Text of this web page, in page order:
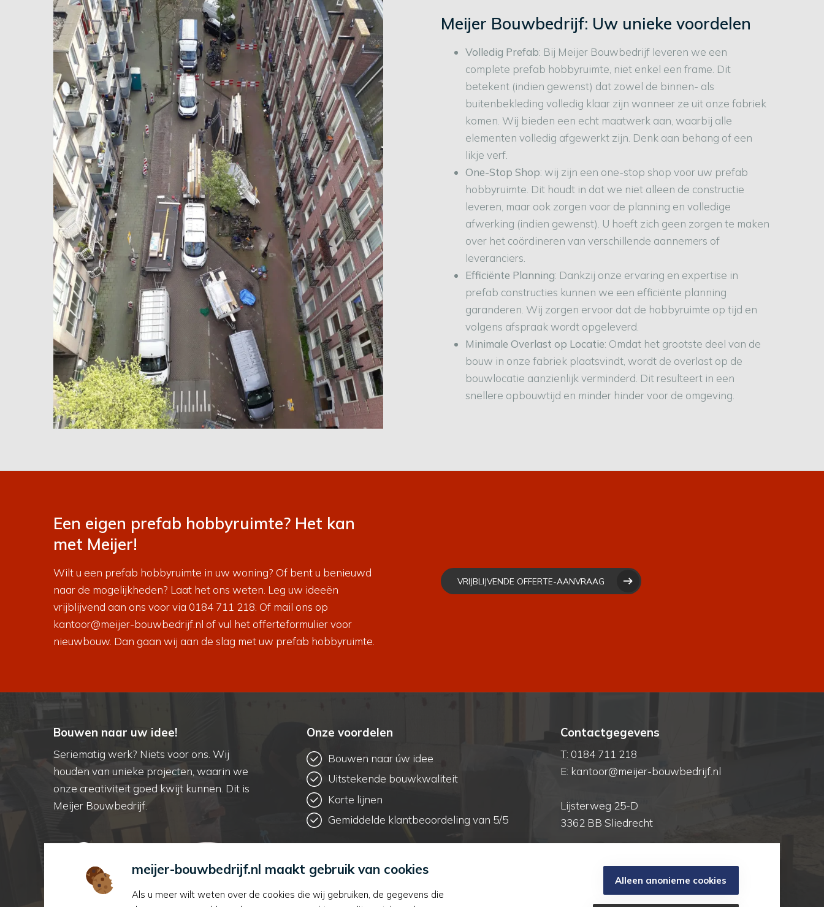
meijer-bouwbedrijf.nl maakt gebruik van cookies
Als u meer wilt weten over de cookies die wij gebruiken, de gegevens die
Alleen anonieme cookies
Meijer Bouwbedrijf: Uw unieke voordelen
Volledig Prefab: Bij Meijer Bouwbedrijf leveren we een
complete prefab hobbyruimte, niet enkel een frame. Dit
betekent (indien gewenst) dat zowel de binnen- als
buitenbekleding volledig klaar zijn wanneer ze uit onze fabriek
komen. Wij bieden een echt maatwerk aan, waarbij alle
elementen volledig afgewerkt zijn. Denk aan behang of een
likje verf.
One-Stop Shop: wij zijn een one-stop shop voor uw prefab
hobbyruimte. Dit houdt in dat we niet alleen de constructie
leveren, maar ook zorgen voor de planning en volledige
afwerking (indien gewenst). U hoeft zich geen zorgen te maken
over het coördineren van verschillende aannemers of
leveranciers.
Efficiënte Planning: Dankzij onze ervaring en expertise in
prefab constructies kunnen we een efficiënte planning
garanderen. Wij zorgen ervoor dat de hobbyruimte op tijd en
volgens afspraak wordt opgeleverd.
Minimale Overlast op Locatie: Omdat het grootste deel van de
bouw in onze fabriek plaatsvindt, wordt de overlast op de
bouwlocatie aanzienlijk verminderd. Dit resulteert in een
snellere opbouwtijd en minder hinder voor de omgeving.
Een eigen prefab hobbyruimte? Het kan
met Meijer!
Wilt u een prefab hobbyruimte in uw woning? Of bent u benieuwd
naar de mogelijkheden? Laat het ons weten. Leg uw ideeën
vrijblijvend aan ons voor via 0184 711 218 . Of mail ons op
kantoor@meijer-bouwbedrijf.nl of vul het offerteformulier voor
nieuwbouw . Dan gaan wij aan de slag met uw prefab hobbyruimte.
VRIJBLIJVENDE OFFERTE-AANVRAAG
Bouwen naar uw idee!
Seriematig werk? Niets voor ons. Wij
houden van unieke projecten, waarin we
onze creativiteit goed kwijt kunnen. Dit is
Meijer Bouwbedrijf.
Onze voordelen
Bouwen naar úw idee
Uitstekende bouwkwaliteit
Korte lijnen
Gemiddelde klantbeoordeling van 5/5
Contactgegevens
T: 0184 711 218
E: kantoor@meijer-bouwbedrijf.nl
Lijsterweg 25-D
3362 BB Sliedrecht